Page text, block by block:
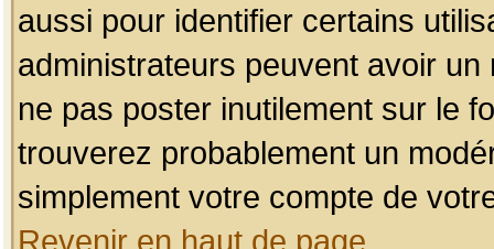
aussi pour identifier certains
administrateurs peuvent avoir
ne pas poster inutilement sur le
trouverez probablement un
simplement votre compte de
Revenir en haut de page